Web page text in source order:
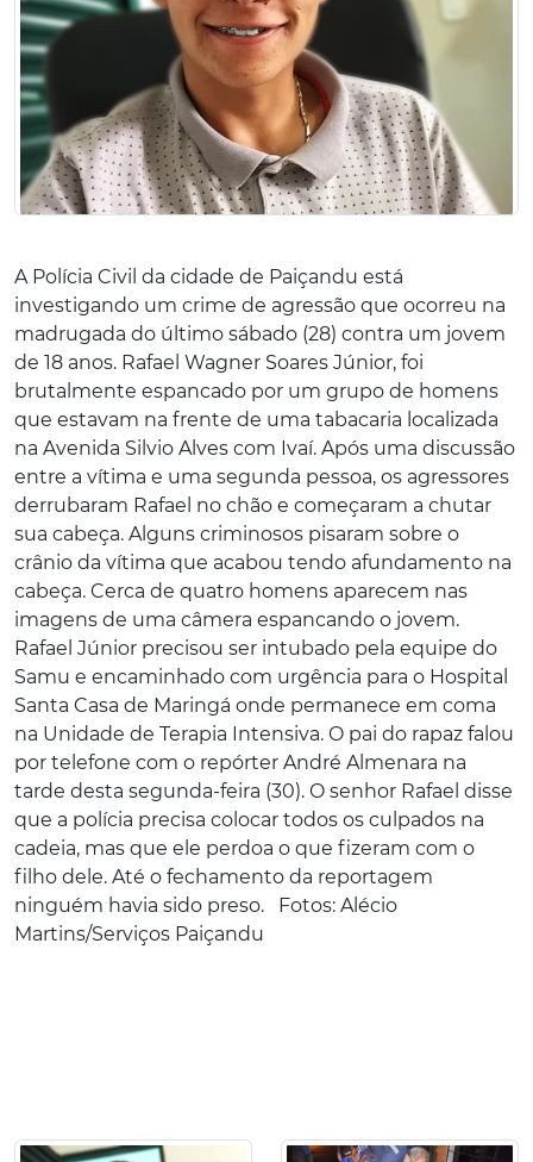
A Polícia Civil da cidade de Paiçandu está
investigando um crime de agressão que ocorreu na
madrugada do último sábado (28) contra um jovem
de 18 anos. Rafael Wagner Soares Júnior, foi
brutalmente espancado por um grupo de homens
que estavam na frente de uma tabacaria localizada
na Avenida Silvio Alves com Ivaí. Após uma discussão
entre a vítima e uma segunda pessoa, os agressores
derrubaram Rafael no chão e começaram a chutar
sua cabeça. Alguns criminosos pisaram sobre o
crânio da vítima que acabou tendo afundamento na
cabeça. Cerca de quatro homens aparecem nas
imagens de uma câmera espancando o jovem.
Rafael Júnior precisou ser intubado pela equipe do
Samu e encaminhado com urgência para o Hospital
Santa Casa de Maringá onde permanece em coma
na Unidade de Terapia Intensiva. O pai do rapaz falou
por telefone com o repórter André Almenara na
tarde desta segunda-feira (30). O senhor Rafael disse
que a polícia precisa colocar todos os culpados na
cadeia, mas que ele perdoa o que fizeram com o
filho dele. Até o fechamento da reportagem
ninguém havia sido preso. Fotos: Alécio
Martins/Serviços Paiçandu